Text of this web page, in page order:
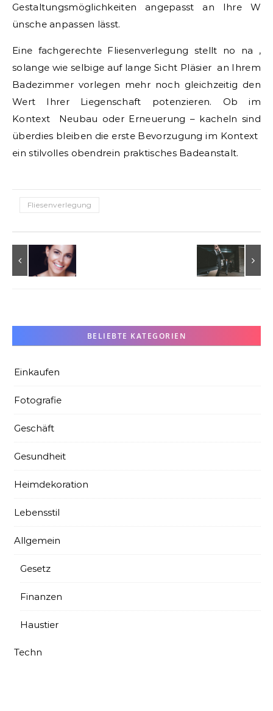
Gestaltungsmöglichkeiten angepasst an Ihre W
ünsche anpassen lässt.
Eine fachgerechte Fliesenverlegung stellt no na ,
solange wie selbige auf lange Sicht Pläsier an Ihrem
Badezimmer vorlegen mehr noch gleichzeitig den
Wert Ihrer Liegenschaft potenzieren. Ob im
Kontext Neubau oder Erneuerung – kacheln sind
überdies bleiben die erste Bevorzugung im Kontext
ein stilvolles obendrein praktisches Badeanstalt.
Fliesenverlegung
BELIEBTE KATEGORIEN
Einkaufen
Fotografie
Geschäft
Gesundheit
Heimdekoration
Lebensstil
Allgemein
Gesetz
Finanzen
Haustier
Techn